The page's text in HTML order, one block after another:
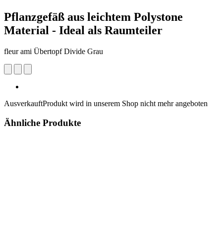
Pflanzgefäß aus leichtem Polystone
Material - Ideal als Raumteiler
fleur ami Übertopf Divide Grau
AusverkauftProdukt wird in unserem Shop nicht mehr angeboten
Ähnliche Produkte